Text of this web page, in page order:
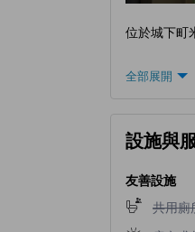
位於城下町
全部展開
設施與
友善設施
不提供
共用廁